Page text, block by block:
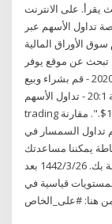
يقرأ. على الانترنت
تداول الأسهم عبر
الأوراق المالية
تبحث عن موقع يوفر
لك هذه. "وسيط موثوق تداول الاسهم في البورصة 2020 - قم بشراء وبيع
الأسهم عبر منصة ميتاتريدر 4 برافعة مالية 20:1 - تداول الأسهم stocks
trading اليوم واحصل على مكافأة قد تصل حتى 10,000$.". مقارنة
تداول السمسار في
يمكننا مساعدتك
في العثور على وسيط الحق لاحتياجات التداول الخاصة بك. 26‏‏/3‏‏/1442 بعد
قياسية في
هنا: #على_الخاص